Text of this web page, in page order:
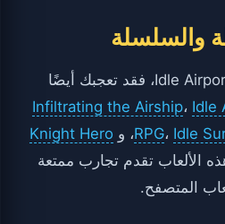
والسلسلة
Infiltrating the Airship،Idle
RPG،Idle ، و Knight Hero
الألعاب تقدم تجارب ممتعة
المتصفح.